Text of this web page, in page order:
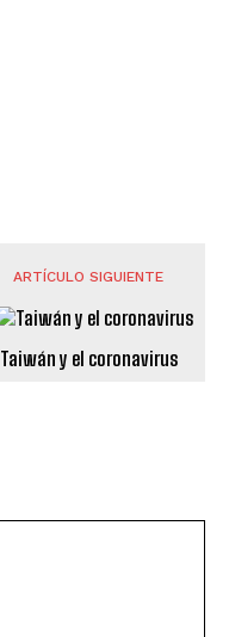
ARTÍCULO SIGUIENTE
Taiwán y el coronavirus